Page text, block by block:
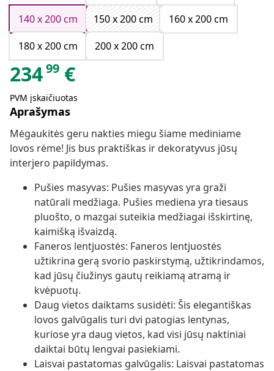
140 x 200 cm
150 x 200 cm
160 x 200 cm
180 x 200 cm
200 x 200 cm
23499 €
PVM įskaičiuotas
Aprašymas
Mėgaukitės geru nakties miegu šiame mediniame
lovos rėme! Jis bus praktiškas ir dekoratyvus jūsų
interjero papildymas.
Pušies masyvas: Pušies masyvas yra graži
natūrali medžiaga. Pušies mediena yra tiesaus
pluošto, o mazgai suteikia medžiagai išskirtinę,
kaimišką išvaizdą.
Faneros lentjuostės: Faneros lentjuostės
užtikrina gerą svorio paskirstymą, užtikrindamos,
kad jūsų čiužinys gautų reikiamą atramą ir
kvėpuotų.
Daug vietos daiktams susidėti: Šis elegantiškas
lovos galvūgalis turi dvi patogias lentynas,
kuriose yra daug vietos, kad visi jūsų naktiniai
daiktai būtų lengvai pasiekiami.
Laisvai pastatomas galvūgalis: Laisvai pastatomas